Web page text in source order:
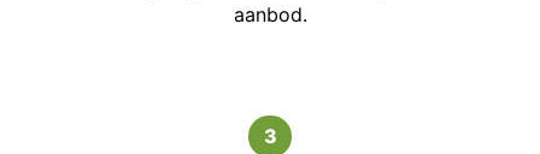
aanbod.
3